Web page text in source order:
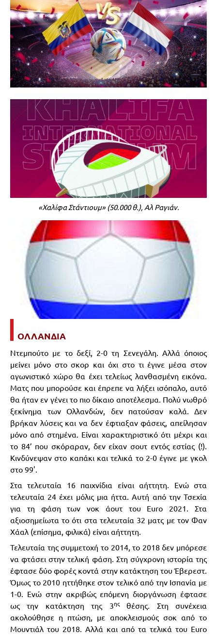
«Χαλίφα Στάντιουμ» (50.000 θ.), Αλ Ραγιάν.
ΟΛΛΑΝΔΙΑ
Ντεμπούτο με το δεξί, 2-0 τη Σενεγάλη. Αλλά όποιος
μείνει μόνο στο σκορ και όχι στο τι έγινε μέσα στον
αγωνιστικό χώρο θα έχει τελείως λανθασμένη εικόνα.
Ματς που μπορούσε και έπρεπε να λήξει ισόπαλο, αυτό
θα ήταν εν γένει το πιο δίκαιο αποτέλεσμα. Πολύ νωθρό
ξεκίνημα των Ολλανδών, δεν πατούσαν καλά. Δεν
βρήκαν λύσεις και να δεν έφτιαξαν φάσεις, απείλησαν
μόνο από στημένα. Είναι χαρακτηριστικό ότι μέχρι και
το 84’ που σκόραραν, δεν είχαν σουτ εντός εστίας (!).
Κινδύνεψαν στο καπάκι και τελικά το 2-0 έγινε με γκολ
στο 99'.
Στα τελευταία 16 παιχνίδια είναι αήττητη. Ενώ στα
τελευταία 24 έχει μόλις μια ήττα. Αυτή από την Τσεχία
για τη φάση των νοκ άουτ του Euro 2021. Στα
αξιοσημείωτα το ότι στα τελευταία 32 ματς με τον Φαν
Χάαλ (επίσημα, φιλικά) είναι αήττητη.
Τελευταία της συμμετοχή το 2014, το 2018 δεν μπόρεσε
να φτάσει στην τελική φάση. Στη σύγχρονη ιστορία της
έφτασε δύο φορές κοντά στην κατάκτηση του Έβερεστ.
Όμως το 2010 ηττήθηκε στον τελικό από την Ισπανία με
1-0. Ενώ στην ακριβώς επόμενη διοργάνωση έφτασε
ως την κατάκτηση της 3ηςθέσης. Στη συνέχεια
ακολούθησε η πτώση, με αποκλεισμούς σοκ από το
Μουντιάλ του 2018. Αλλά και από τα τελικά του Euro